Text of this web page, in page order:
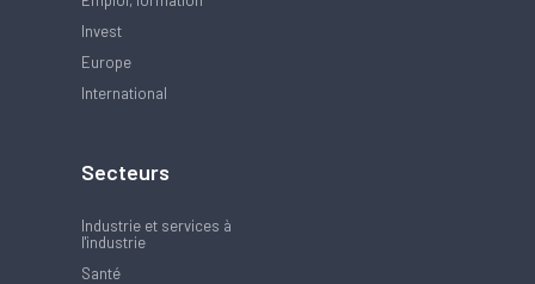
Invest
Europe
International
Secteurs
Industrie et services à
l'industrie
Santé